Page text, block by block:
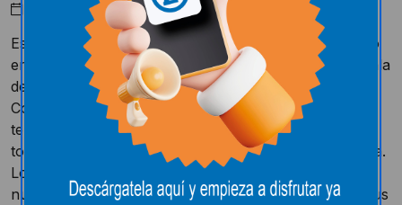
Mayo 10, 2016
Este sábado 22 de Agosto del 2015 hemos inaugurado
en las inmediaciones de nuestro hipermercado una sala
de lactancia al servicio de todo aquel que lo desee.
Con esta iniciativa queremos que todas las madres
tengan un lugar cómodo y tranquilo donde dar las
tomas a sus bebés, cambiarles o calentarles la comida.
Lo que se pretende es aumentar la comodidad de
nuestros clientes y hacerles más fácil el cuidado de sus